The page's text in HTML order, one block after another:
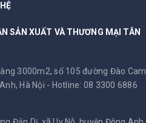
SẢN XUẤT VÀ THƯƠNG MẠI TÂN
3000m2, số 105 đường Đào Cam
Hà Nội - Hotline: 08 3300 6886